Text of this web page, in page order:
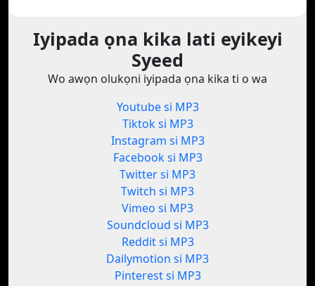
Iyipada ọna kika lati eyikeyi
Syeed
Wo awọn olukọni iyipada ọna kika ti o wa
Youtube si MP3
Tiktok si MP3
Instagram si MP3
Facebook si MP3
Twitter si MP3
Twitch si MP3
Vimeo si MP3
Soundcloud si MP3
Reddit si MP3
Dailymotion si MP3
Pinterest si MP3